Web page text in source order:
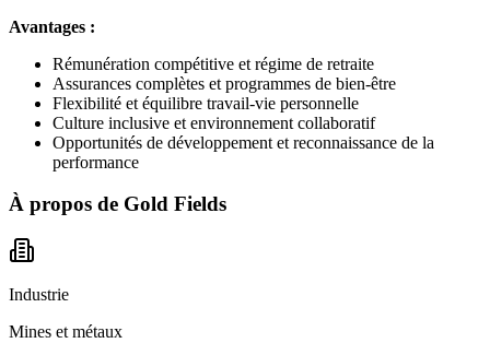
Avantages :
Rémunération compétitive et régime de retraite
Assurances complètes et programmes de bien-être
Flexibilité et équilibre travail-vie personnelle
Culture inclusive et environnement collaboratif
Opportunités de développement et reconnaissance de la
performance
À propos de Gold Fields
Industrie
Mines et métaux